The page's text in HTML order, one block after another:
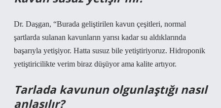
Dr. Daşgan, “Burada geliştirilen kavun çeşitleri, normal
şartlarda sulanan kavunların yarısı kadar su aldıklarında
başarıyla yetişiyor. Hatta susuz bile yetiştiriyoruz. Hidroponik
yetiştiricilikte verim biraz düşüyor ama kalite artıyor.
Tarlada kavunun olgunlaştığı nasıl
anlaşılır?